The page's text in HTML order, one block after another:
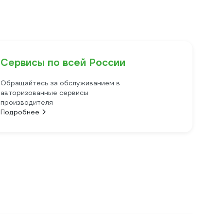
Сервисы по всей России
Обращайтесь за обслуживанием в
авторизованные сервисы
производителя
Подробнее